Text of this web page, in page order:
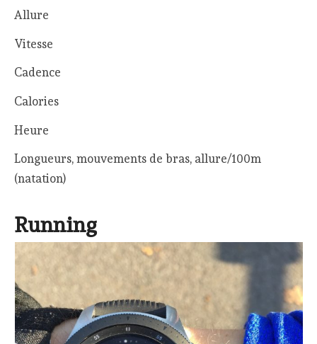
Allure
Vitesse
Cadence
Calories
Heure
Longueurs, mouvements de bras, allure/100m
(natation)
Running